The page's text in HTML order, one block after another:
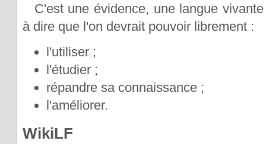
C'est une évidence, une langue
à dire que l'on devrait pouvoir librement :
l'utiliser ;
l'étudier ;
répandre sa connaissance ;
l'améliorer.
WikiLF